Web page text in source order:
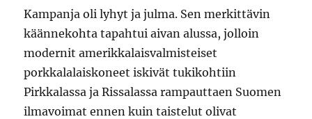
Kampanja oli lyhyt ja julma. Sen merkittävin
käännekohta tapahtui aivan alussa, jolloin
modernit amerikkalaisvalmisteiset
porkkalalaiskoneet iskivät tukikohtiin
Pirkkalassa ja Rissalassa rampauttaen Suomen
ilmavoimat ennen kuin taistelut olivat